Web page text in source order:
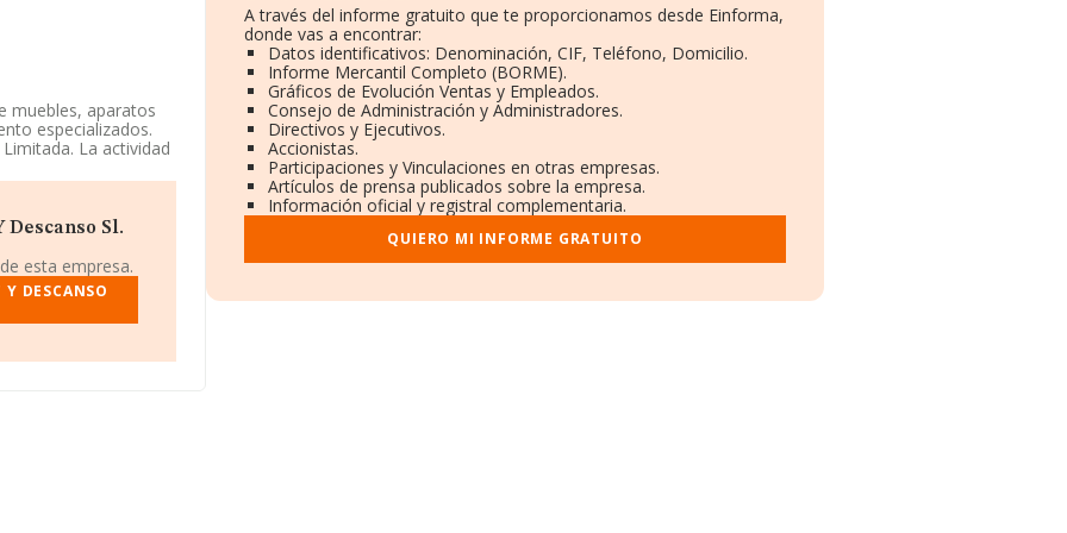
muebles, aparatos
especializados.
La actividad
La empresa no
INFORMA, ese
de 1.567
de sectores las
Sociedad
Sociedad
Sl.
esta empresa.
DESCANSO
A través del informe gratuito que te proporcionamos desde Einforma,
donde vas a encontrar:
Datos identificativos: Denominación, CIF, Teléfono, Domicilio.
Informe Mercantil Completo (BORME).
Gráficos de Evolución Ventas y Empleados.
Consejo de Administración y Administradores.
Directivos y Ejecutivos.
Accionistas.
Participaciones y Vinculaciones en otras empresas.
Artículos de prensa publicados sobre la empresa.
Información oficial y registral complementaria.
QUIERO MI INFORME GRATUITO